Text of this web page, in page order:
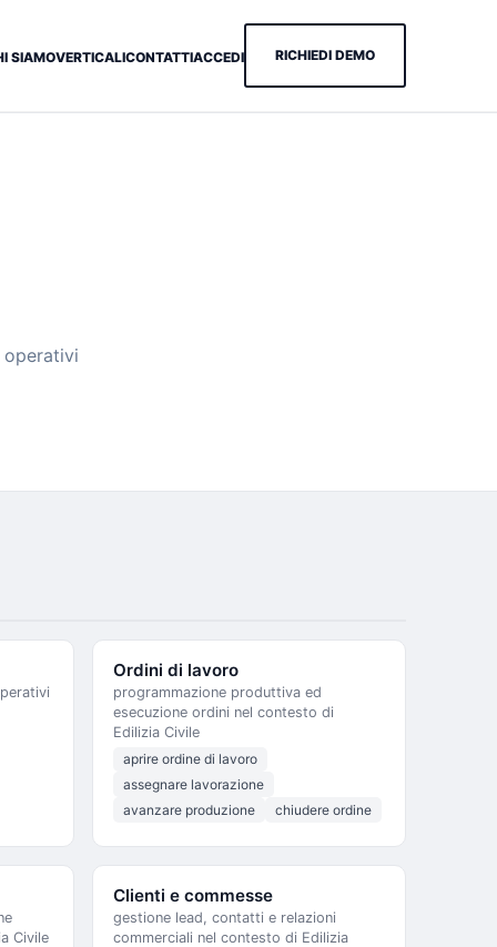
SIAMOVERTICALICONTATTIACCEDI RICHIEDI DEMO
Ordini di lavoro
programmazione produttiva ed
esecuzione ordini nel contesto di
Edilizia Civile
aprire ordine di lavoro
assegnare lavorazione
avanzare produzione
chiudere ordine
Civile
Clienti e commesse
gestione lead, contatti e relazioni
commerciali nel contesto di Edilizia